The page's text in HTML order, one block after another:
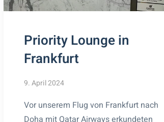
Priority Lounge in
Frankfurt
9. April 2024
Vor unserem Flug von Frankfurt nach
Doha mit Qatar Airways erkundeten